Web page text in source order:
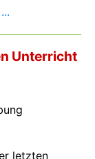
Unterricht
letzten